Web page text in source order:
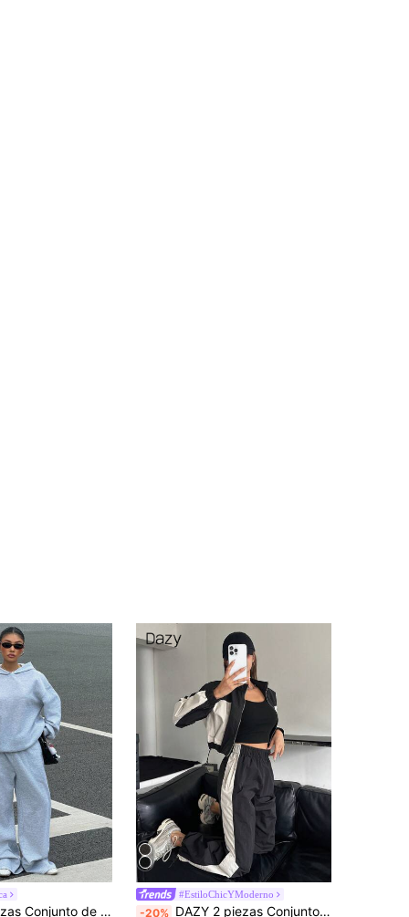
Muchica 2 piezas Conjunto de mujer casual minimalista, Sudadera y pantalón de chándal de mujer para otoño/invierno, versátil para uso diario
#EstiloChicYModerno
-20% DAZY 2 piezas Conjunto de chaqueta y pantalones de mujer con bloque de color contrastante, manga larga, cordón y cremallera delantera, ropa de otoño para estar en casa